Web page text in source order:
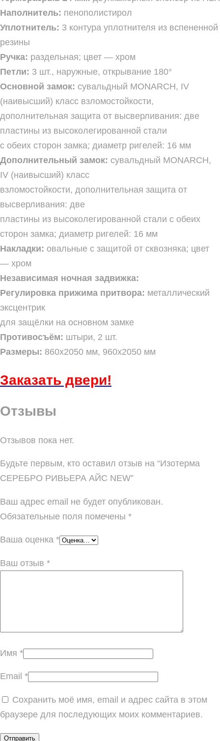
Наполнитель: пенополистирол
Уплотнитель: 3 контура уплотнителя из вспененной
резины
Ручка: раздельная; цвет — хром
Петли: 3 шт., наружные, открывание 180°
Основной замок: сувальдный MONARCH, IV
(наивысший) класс взломостойкости,
дополнительная защита от высверливания: две
пластины из высоколегированной стали
с обеих сторон замка; диаметр ригелей: 16 мм
Дополнительный замок: сувальдный MONARCH,
IV (наивысший) класс
взломостойкости, дополнительная защита от
высверливания: две
пластины из высоколегированной стали с обеих
сторон замка; диаметр ригелей: 16 мм
Накладки: овальные с защитой от сквозняка; цвет
— хром
Независимая ночная задвижка:
Регулировка прижима притвора: металлический
эксцентрик
для защёлки на основном замке
Противосъём: штыри, 2 шт.
Размеры: 860х2050 мм, 960х2050 мм
Заказать двери!
Отзывы
Отзывов пока нет.
Будьте первым, кто оставил отзыв на “Изотерма
СЕРЕБРО РИВЬЕРА АЙС NEW”
Ваш адрес email не будет опубликован.
Обязательные поля помечены *
Ваша оценка *
Ваш отзыв *
Имя *
Email *
Сохранить моё имя, email и адрес сайта в этом
браузере для последующих моих комментариев.